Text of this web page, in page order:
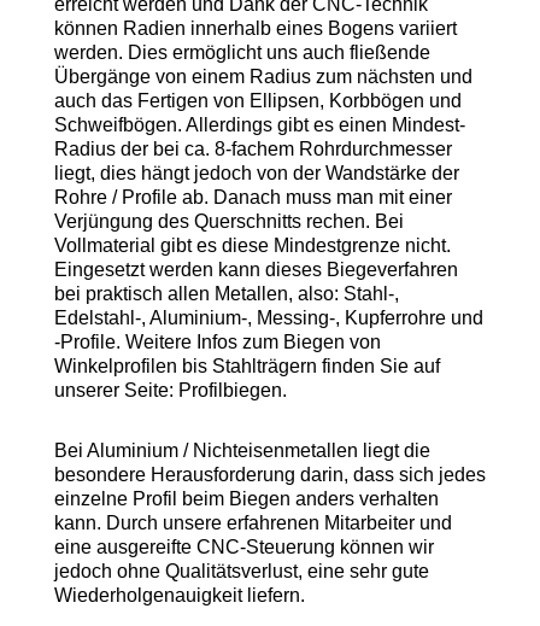
können Radien innerhalb eines Bogens variiert
werden. Dies ermöglicht uns auch fließende
Übergänge von einem Radius zum nächsten und
auch das Fertigen von Ellipsen, Korbbögen und
Schweifbögen. Allerdings gibt es einen Mindest-
Radius der bei ca. 8-fachem Rohrdurchmesser
liegt, dies hängt jedoch von der Wandstärke der
Rohre / Profile ab. Danach muss man mit einer
Verjüngung des Querschnitts rechen. Bei
Vollmaterial gibt es diese Mindestgrenze nicht.
Eingesetzt werden kann dieses Biegeverfahren
bei praktisch allen Metallen, also: Stahl-,
Edelstahl-, Aluminium-, Messing-, Kupferrohre und
-Profile. Weitere Infos zum Biegen von
Winkelprofilen bis Stahlträgern finden Sie auf
unserer Seite: Profilbiegen.
Bei Aluminium / Nichteisenmetallen liegt die
besondere Herausforderung darin, dass sich jedes
einzelne Profil beim Biegen anders verhalten
kann. Durch unsere erfahrenen Mitarbeiter und
eine ausgereifte CNC-Steuerung können wir
jedoch ohne Qualitätsverlust, eine sehr gute
Wiederholgenauigkeit liefern.